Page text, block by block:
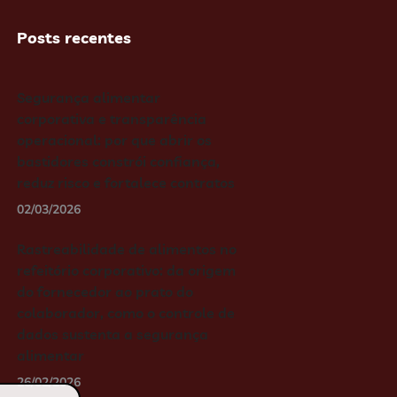
Posts recentes
Segurança alimentar
corporativa e transparência
operacional: por que abrir os
bastidores constrói confiança,
reduz risco e fortalece contratos
02/03/2026
Rastreabilidade de alimentos no
refeitório corporativo: da origem
do fornecedor ao prato do
colaborador, como o controle de
dados sustenta a segurança
alimentar
26/02/2026